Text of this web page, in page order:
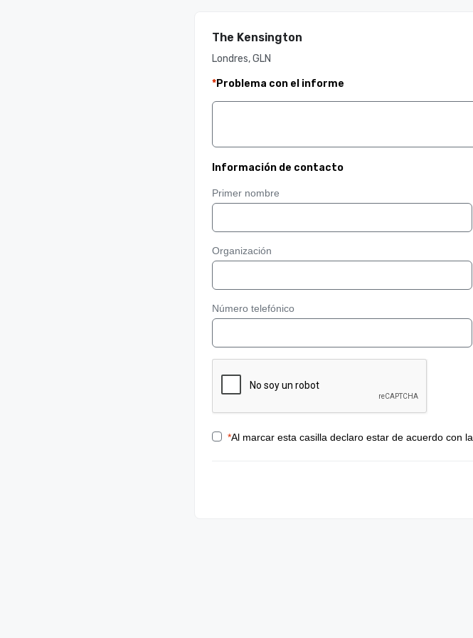
The Kensington
Londres, GLN
*Problema con el informe
Información de contacto
Primer nombre
Organización
Número telefónico
*Al marcar esta casilla declaro estar de acuerdo con la